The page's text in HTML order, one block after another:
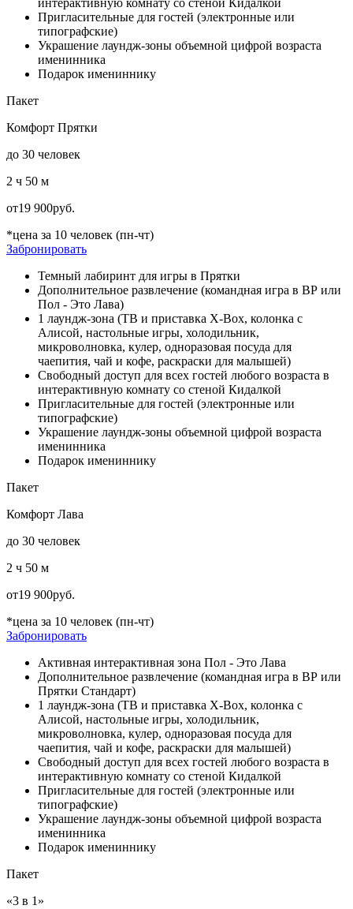
интерактивную комнату со стеной Кидалкой
Пригласительные для гостей (электронные или
типографские)
Украшение лаундж-зоны объемной цифрой возраста
именинника
Подарок имениннику
Пакет
Комфорт Прятки
до 30 человек
2 ч 50 м
от19 900руб.
*цена за 10 человек (пн-чт)
Забронировать
Темный лабиринт для игры в Прятки
Дополнительное развлечение (командная игра в ВР или
Пол - Это Лава)
1 лаундж-зона (ТВ и приставка X-Box, колонка с
Алисой, настольные игры, холодильник,
микроволновка, кулер, одноразовая посуда для
чаепития, чай и кофе, раскраски для малышей)
Свободный доступ для всех гостей любого возраста в
интерактивную комнату со стеной Кидалкой
Пригласительные для гостей (электронные или
типографские)
Украшение лаундж-зоны объемной цифрой возраста
именинника
Подарок имениннику
Пакет
Комфорт Лава
до 30 человек
2 ч 50 м
от19 900руб.
*цена за 10 человек (пн-чт)
Забронировать
Активная интерактивная зона Пол - Это Лава
Дополнительное развлечение (командная игра в ВР или
Прятки Стандарт)
1 лаундж-зона (ТВ и приставка X-Box, колонка с
Алисой, настольные игры, холодильник,
микроволновка, кулер, одноразовая посуда для
чаепития, чай и кофе, раскраски для малышей)
Свободный доступ для всех гостей любого возраста в
интерактивную комнату со стеной Кидалкой
Пригласительные для гостей (электронные или
типографские)
Украшение лаундж-зоны объемной цифрой возраста
именинника
Подарок имениннику
Пакет
«3 в 1»